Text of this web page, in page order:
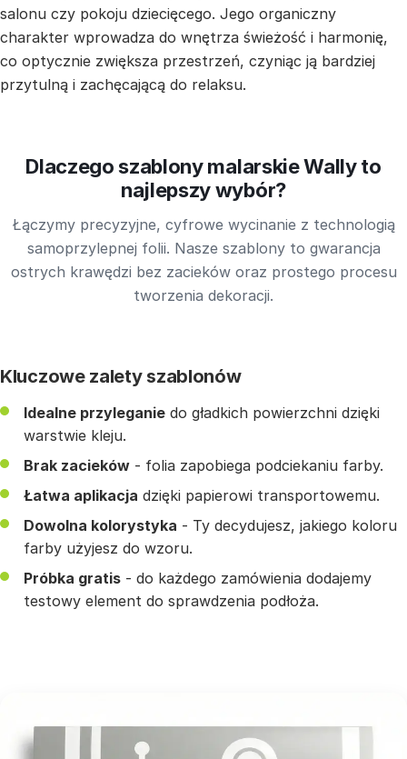
salonu czy pokoju dziecięcego. Jego organiczny
charakter wprowadza do wnętrza świeżość i harmonię,
co optycznie zwiększa przestrzeń, czyniąc ją bardziej
przytulną i zachęcającą do relaksu.
Dlaczego szablony malarskie Wally to
najlepszy wybór?
Łączymy precyzyjne, cyfrowe wycinanie z technologią
samoprzylepnej folii. Nasze szablony to gwarancja
ostrych krawędzi bez zacieków oraz prostego procesu
tworzenia dekoracji.
Kluczowe zalety szablonów
Idealne przyleganie do gładkich powierzchni dzięki
warstwie kleju.
Brak zacieków - folia zapobiega podciekaniu farby.
Łatwa aplikacja dzięki papierowi transportowemu.
Dowolna kolorystyka - Ty decydujesz, jakiego koloru
farby użyjesz do wzoru.
Próbka gratis - do każdego zamówienia dodajemy
testowy element do sprawdzenia podłoża.